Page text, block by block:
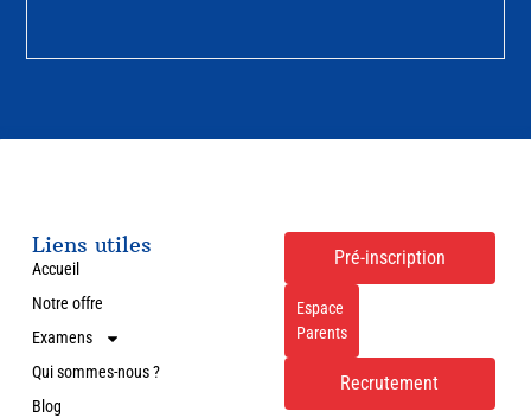
Liens utiles
Accueil
Notre offre
Examens
Qui sommes-nous ?
Blog
Pré-inscription
Espace
Parents
Recrutement